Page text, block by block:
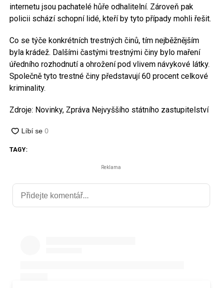
internetu jsou pachatelé hůře odhalitelní. Zároveň pak
policii schází schopní lidé, kteří by tyto případy mohli řešit.
Co se týče konkrétních trestných činů, tím nejběžnějším
byla krádež. Dalšími častými trestnými činy bylo maření
úředního rozhodnutí a ohrožení pod vlivem návykové látky.
Společně tyto trestné činy představují 60 procent celkové
kriminality.
Zdroje: Novinky, Zpráva Nejvyššího státního zastupitelství
TAGY:
Reklama